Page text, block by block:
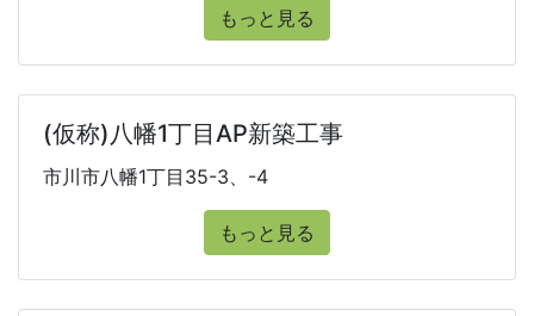
もっと見る
(仮称)八幡1丁目AP新築工事
市川市八幡1丁目35-3、-4
もっと見る